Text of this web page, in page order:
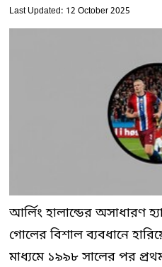
Last Updated: 12 October 2025
আর্লিং হালান্ডের অসাধারণ
গোলের বিশাল ব্যবধানে
মাধ্যমে ১৯৯৮ সালের পর